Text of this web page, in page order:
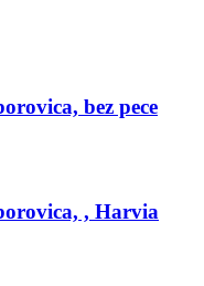
bez pece
, Harvia